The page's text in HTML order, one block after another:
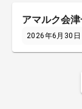
アマルク会
2026年6月30日